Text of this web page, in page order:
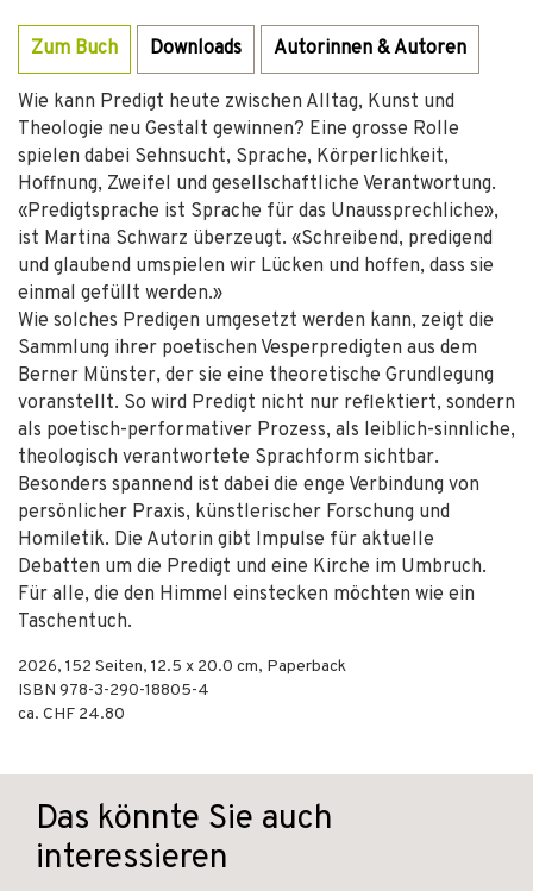
Zum Buch Downloads Autorinnen & Autoren
Wie kann Predigt heute zwischen Alltag, Kunst und
Theologie neu Gestalt gewinnen? Eine grosse Rolle
spielen dabei Sehnsucht, Sprache, Körperlichkeit,
Hoffnung, Zweifel und gesellschaftliche Verantwortung.
«Predigtsprache ist Sprache für das Unaussprechliche»,
ist Martina Schwarz überzeugt. «Schreibend, predigend
und glaubend umspielen wir Lücken und hoffen, dass sie
einmal gefüllt werden.»
Wie solches Predigen umgesetzt werden kann, zeigt die
Sammlung ihrer poetischen Vesperpredigten aus dem
Berner Münster, der sie eine theoretische Grundlegung
voranstellt. So wird Predigt nicht nur reflektiert, sondern
als poetisch-performativer Prozess, als leiblich-sinnliche,
theologisch verantwortete Sprachform sichtbar.
Besonders spannend ist dabei die enge Verbindung von
persönlicher Praxis, künstlerischer Forschung und
Homiletik. Die Autorin gibt Impulse für aktuelle
Debatten um die Predigt und eine Kirche im Umbruch.
Für alle, die den Himmel einstecken möchten wie ein
Taschentuch.
2026, 152 Seiten, 12.5 x 20.0 cm, Paperback
ISBN 978-3-290-18805-4
ca. CHF 24.80
Das könnte Sie auch
interessieren